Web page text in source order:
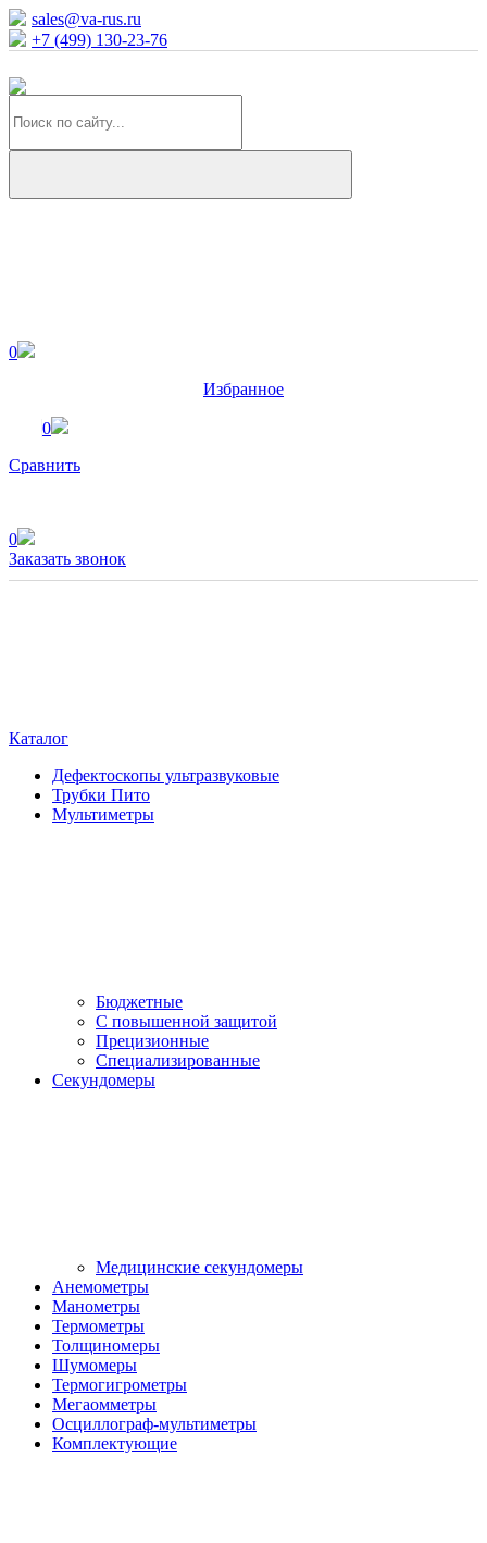
sales@va-rus.ru
+7 (499) 130-23-76
0
Избранное
0
Сравнить
0
Заказать звонок
Каталог
Дефектоскопы ультразвуковые
Трубки Пито
Мультиметры
Бюджетные
С повышенной защитой
Прецизионные
Специализированные
Секундомеры
Медицинские секундомеры
Анемометры
Манометры
Термометры
Толщиномеры
Шумомеры
Термогигрометры
Мегаомметры
Осциллограф-мультиметры
Комплектующие